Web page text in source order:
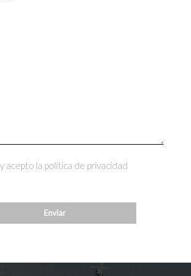
acepto la política de privacidad